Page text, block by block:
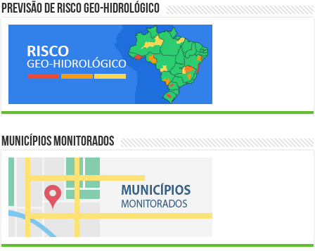
Previsão de Risco Geo-Hidrológico
Municípios Monitorados